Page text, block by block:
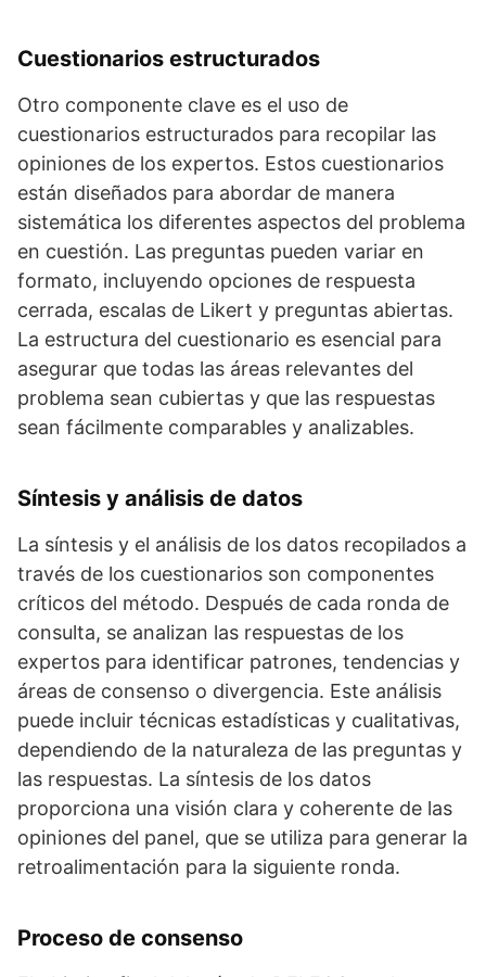
Cuestionarios estructurados
Otro componente clave es el uso de
cuestionarios estructurados para recopilar las
opiniones de los expertos. Estos cuestionarios
están diseñados para abordar de manera
sistemática los diferentes aspectos del problema
en cuestión. Las preguntas pueden variar en
formato, incluyendo opciones de respuesta
cerrada, escalas de Likert y preguntas abiertas.
La estructura del cuestionario es esencial para
asegurar que todas las áreas relevantes del
problema sean cubiertas y que las respuestas
sean fácilmente comparables y analizables.
Síntesis y análisis de datos
La síntesis y el análisis de los datos recopilados a
través de los cuestionarios son componentes
críticos del método. Después de cada ronda de
consulta, se analizan las respuestas de los
expertos para identificar patrones, tendencias y
áreas de consenso o divergencia. Este análisis
puede incluir técnicas estadísticas y cualitativas,
dependiendo de la naturaleza de las preguntas y
las respuestas. La síntesis de los datos
proporciona una visión clara y coherente de las
opiniones del panel, que se utiliza para generar la
retroalimentación para la siguiente ronda.
Proceso de consenso